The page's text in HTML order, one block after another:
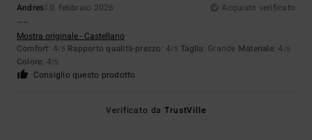
Andres10. febbraio 2026
Acquisto verificato
.....
Mostra originale - Castellano
Comfort: 4/5 Rapporto qualità-prezzo: 4/5 Taglia: Grande Materiale: 4 /5
Colore: 4/5
Consiglio questo prodotto
Verificato daTrustVille